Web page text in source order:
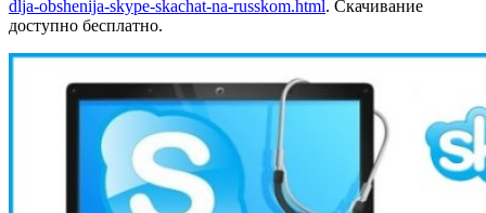
dlja-obshenija-skype-skachat-na-russkom.html. Скачивание
доступно бесплатно.